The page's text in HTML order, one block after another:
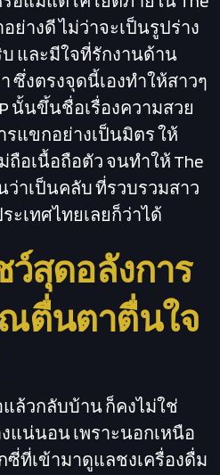
ย่างดี ไม่ว่าจะเป็นรูปร่าง
และมีใจที่รักงานด้าน
ซึ่งตรงจุดนี้เองทำให้สาวๆ
นั้นขึ้นชื่อเรื่องความสวย
รแขกอย่างเป็นมิตร ให้
อเนื้อถือตัว จนทำให้ The
ว่าเป็นคลับ ที่รวบรวมสาว
เทศไทยเลยก็ว่าได้
ว์สุดอลังการ
ตื่นตาตื่นใจ
ล้วกลับบ้าน ก็คงไม่ใช่
งแน่นอน เพราะนอกเหนือ
ซี่ที่เข้ามาดูแลชงเครื่องดื่ม